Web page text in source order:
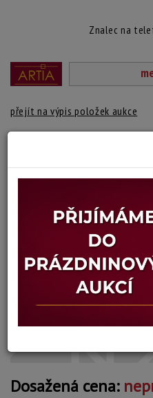
Znalec na
přejít na výpis položek aukce
Autor:Rastislav Michal
signováno vpravo dole,
paspartováno a zaskleno
Technika: litografie na kartonu
Šířka: 29 cm, výška: 34 cm, rámování:
Dosažená cena: